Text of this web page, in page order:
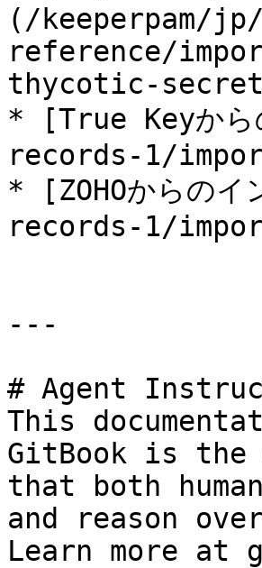
(/keeperpam/jp/
reference/
thycotic-
* [True Keyか
records-1/
* [ZOHOからの
records-1/
---
# Agent
This
GitBook is the
that both
and reason
Learn more at